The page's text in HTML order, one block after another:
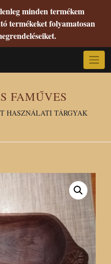
minden termékem
termékeket folyamatosan
FAMŰVES
HASZNÁLATI TÁRGYAK